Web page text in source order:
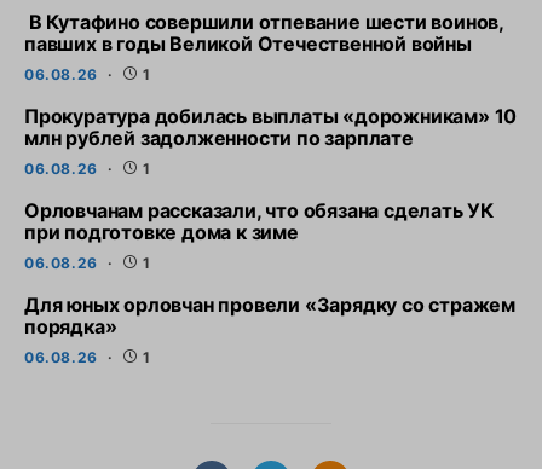
В Кутафино совершили отпевание шести воинов,
павших в годы Великой Отечественной войны
06.08.26 1
Прокуратура добилась выплаты «дорожникам» 10
млн рублей задолженности по зарплате
06.08.26 1
Орловчанам рассказали, что обязана сделать УК
при подготовке дома к зиме
06.08.26 1
Для юных орловчан провели «Зарядку со стражем
порядка»
06.08.26 1